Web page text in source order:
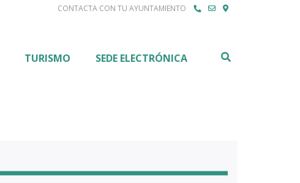
CONTACTA CON TU AYUNTAMIENTO
TURISMO SEDE ELECTRÓNICA